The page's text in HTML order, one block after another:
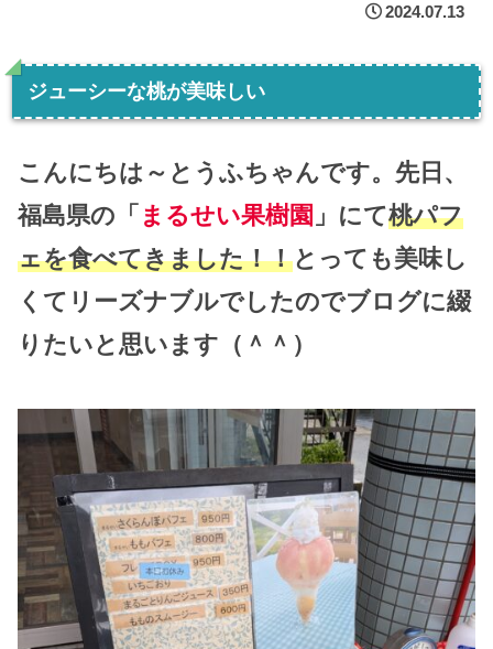
2024.07.13
ジューシーな桃が美味しい
こんにちは～とうふちゃんです。先日、
福島県の「 まるせい果樹園 」にて桃パフ
ェを食べてきました！！とっても美味し
くてリーズナブルでしたのでブログに綴
りたいと思います（＾＾）